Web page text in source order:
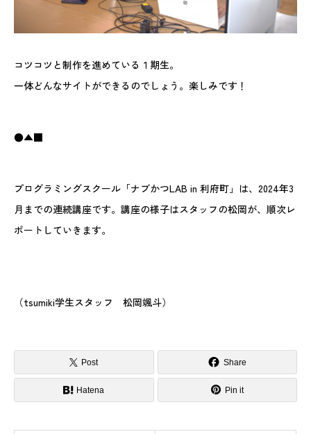
コツコツと制作を進めている１期生。
一体どんなサイトができるのでしょう。楽しみです！
●▲■
プログラミングスクール「ナブかつLAB in 利府町」は、2024年3
月までの連続講座です。講座の様子はスタッフの松岡が、順次レ
ポートしていきます。
（tsumiki学生スタッフ 松岡颯斗）
Post Share
Hatena Pin it